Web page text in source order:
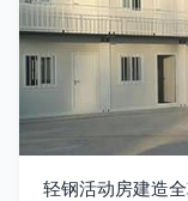
轻钢活动房建造